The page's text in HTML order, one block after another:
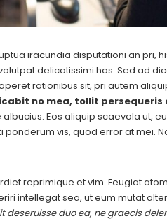
iracundia disputationi an pri,
delicatissimi has. Sed ad
rationibus sit, pri autem
no mea, tollit
Eos aliquip scaevola ut,
ponderum vis, quod error at mei.
reprimique et vim. Feugiat
intellegat sea, ut eum mutat
deseruisse duo ea, ne graecis